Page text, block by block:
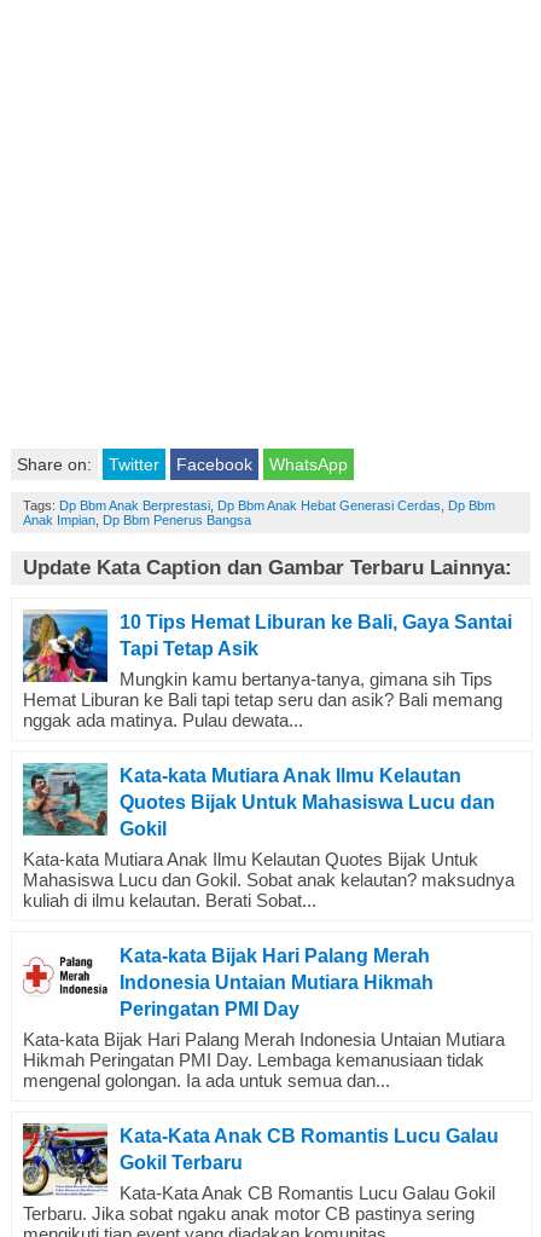
Share on: Twitter Facebook WhatsApp
Tags: Dp Bbm Anak Berprestasi, Dp Bbm Anak Hebat Generasi Cerdas
Dp Bbm
Anak Impian, Dp Bbm Penerus Bangsa
Update Kata Caption dan Gambar Terbaru Lainnya:
10 Tips Hemat Liburan ke Bali, Gaya Santai
Tapi Tetap Asik
Mungkin kamu bertanya-tanya, gimana sih Tips
Hemat Liburan ke Bali tapi tetap seru dan asik? Bali memang
nggak ada matinya. Pulau dewata...
Kata-kata Mutiara Anak Ilmu Kelautan
Quotes Bijak Untuk Mahasiswa Lucu dan
Gokil
Kata-kata Mutiara Anak Ilmu Kelautan Quotes Bijak Untuk
Mahasiswa Lucu dan Gokil. Sobat anak kelautan? maksudnya
kuliah di ilmu kelautan. Berati Sobat...
Kata-kata Bijak Hari Palang Merah
Indonesia Untaian Mutiara Hikmah
Peringatan PMI Day
Kata-kata Bijak Hari Palang Merah Indonesia Untaian Mutiara
Hikmah Peringatan PMI Day. Lembaga kemanusiaan tidak
mengenal golongan. Ia ada untuk semua dan...
Kata-Kata Anak CB Romantis Lucu Galau
Gokil Terbaru
Kata-Kata Anak CB Romantis Lucu Galau Gokil
Terbaru. Jika sobat ngaku anak motor CB pastinya sering